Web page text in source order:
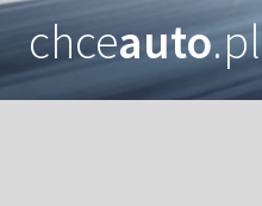
chceauto.pl